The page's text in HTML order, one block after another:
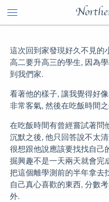
這次回到家發現好久不見的
高二要升高三的學生, 因為
到我們家.
看著他的樣子, 讓我覺得好
非常客氣, 然後在吃飯時間
在吃飯時間有曾經嘗試著問
沉默之後, 他只回答說不太
很想跟他說應該要找找自己
掘興趣不是一天兩天就會完
把這個離學測前的半年拿去
自己真心喜歡的東西, 分數
外.